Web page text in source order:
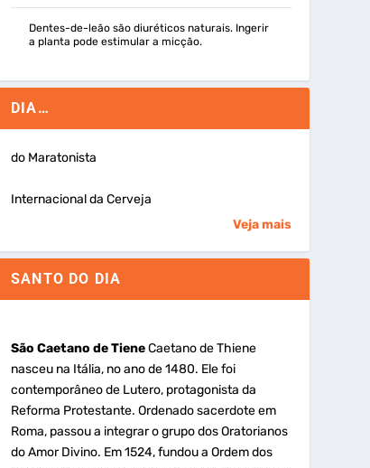
Dentes-de-leão são diuréticos naturais. Ingerir
a planta pode estimular a micção.
DIA…
do Maratonista
Internacional da Cerveja
Veja mais
SANTO DO DIA
São Caetano de TieneCaetano de Thiene
nasceu na Itália, no ano de 1480. Ele foi
contemporâneo de Lutero, protagonista da
Reforma Protestante. Ordenado sacerdote em
Roma, passou a integrar o grupo dos Oratorianos
do Amor Divino. Em 1524, fundou a Ordem dos